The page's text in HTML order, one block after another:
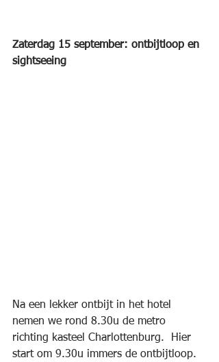
Zaterdag 15 september: ontbijtloop en
sightseeing
Na een lekker ontbijt in het hotel
nemen we rond 8.30u de metro
richting kasteel Charlottenburg.  Hier
start om 9.30u immers de ontbijtloop.